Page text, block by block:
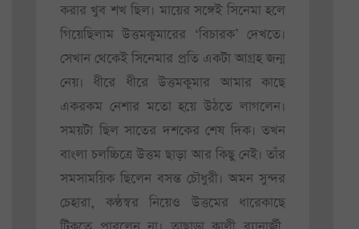
করার খুব শখ ছিল। মায়ের সঙ্গেই সিনেমা হলে
গিয়েছিলাম উত্তমকুমারের ‘বিচারক’ দেখতে।
সেখান থেকেই সিনেমার প্রতি একটা আগ্রহ জন্ম
নেয়। ধীরে ধীরে উত্তমকুমার আমার কাছে
একরকম নেশার মতো হয়ে উঠতে লাগলেন।
সময়টা ছিল সাতের দশকের শেষ দিক। তখন
বাংলা চলচ্চিত্রে উত্তম ছাড়া আর কিছু নেই। তাঁর
সমসাময়িক ছিলেন বসন্ত চৌধুরী। অমন সুন্দর
চেহারা, কণ্ঠস্বর নিয়েও উত্তমের ধারেকাছে